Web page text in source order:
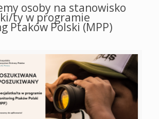
osoby na stanowisko
ty w programie
Ptaków Polski (MPP)